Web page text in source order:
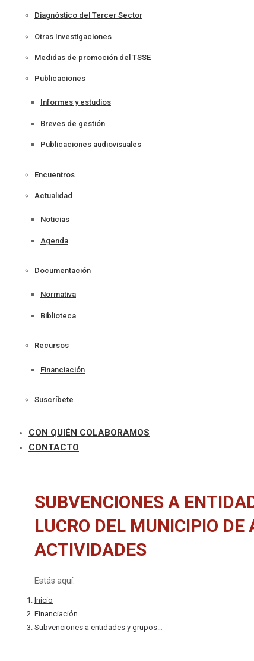
Diagnóstico del Tercer Sector
Otras Investigaciones
Medidas de promoción del TSSE
Publicaciones
Informes y estudios
Breves de gestión
Publicaciones audiovisuales
Encuentros
Actualidad
Noticias
Agenda
Documentación
Normativa
Biblioteca
Recursos
Financiación
Suscríbete
CON QUIÉN COLABORAMOS
CONTACTO
SUBVENCIONES A
LUCRO DEL MUNICIPIO
ACTIVIDADES
Estás aquí:
Inicio
Financiación
Subvenciones a entidades y grupos…